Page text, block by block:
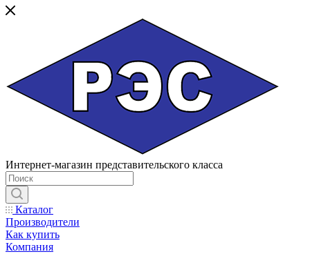
Интернет-магазин представительского класса
Каталог
Производители
Как купить
Компания